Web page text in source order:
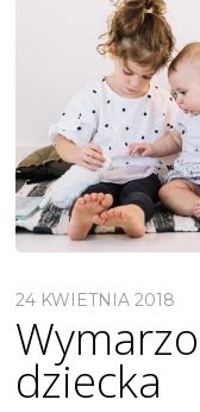
24 KWIETNIA 2018
dziecka